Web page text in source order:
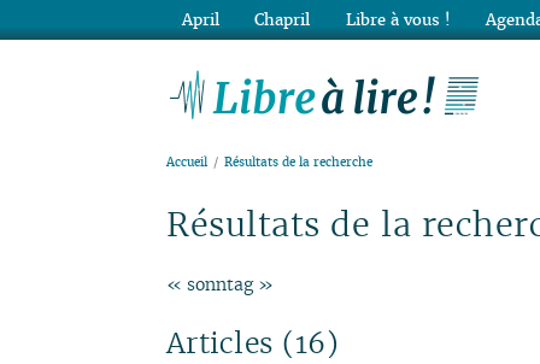
Accueil Résultats de la recherche
Résultats de la
« sonntag »
Articles (16)
April Chapril Libre à vous !